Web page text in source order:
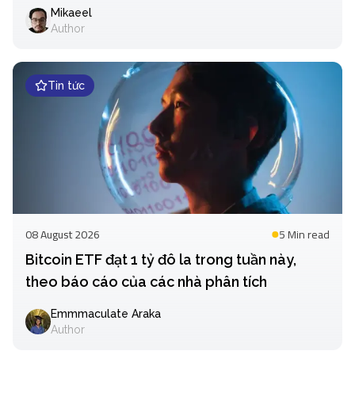
Mikaeel
Author
Tin tức
08 August 2026 5 Minread
Bitcoin ETF đạt 1 tỷ đô la trong tuần này,
theo báo cáo của các nhà phân tích
Emmmaculate Araka
Author